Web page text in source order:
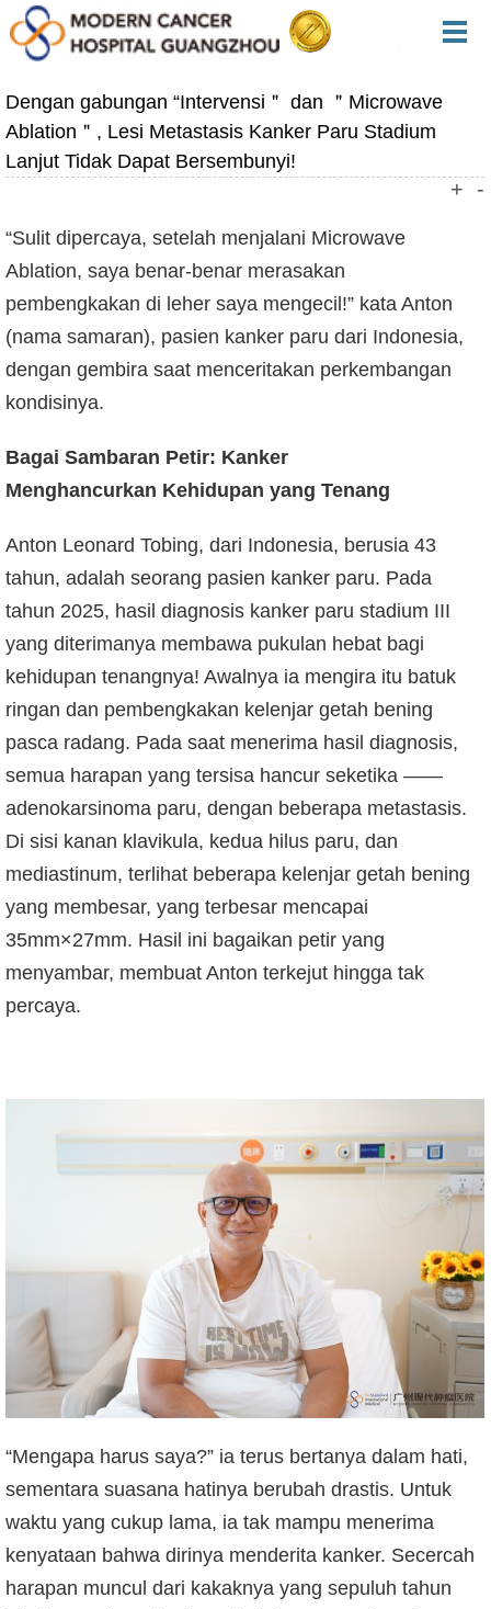
Dengan gabungan “Intervensi＂ dan ＂Microwave
Ablation＂, Lesi Metastasis Kanker Paru Stadium
Lanjut Tidak Dapat Bersembunyi!
+ -
“Sulit dipercaya, setelah menjalani Microwave
Ablation, saya benar-benar merasakan
pembengkakan di leher saya mengecil!” kata Anton
(nama samaran), pasien kanker paru dari Indonesia,
dengan gembira saat menceritakan perkembangan
kondisinya.
Bagai Sambaran Petir: Kanker
Menghancurkan Kehidupan yang Tenang
Anton Leonard Tobing, dari Indonesia, berusia 43
tahun, adalah seorang pasien kanker paru. Pada
tahun 2025, hasil diagnosis kanker paru stadium III
yang diterimanya membawa pukulan hebat bagi
kehidupan tenangnya! Awalnya ia mengira itu batuk
ringan dan pembengkakan kelenjar getah bening
pasca radang. Pada saat menerima hasil diagnosis,
semua harapan yang tersisa hancur seketika ——
adenokarsinoma paru, dengan beberapa metastasis.
Di sisi kanan klavikula, kedua hilus paru, dan
mediastinum, terlihat beberapa kelenjar getah bening
yang membesar, yang terbesar mencapai
35mm×27mm. Hasil ini bagaikan petir yang
menyambar, membuat Anton terkejut hingga tak
percaya.
“Mengapa harus saya?” ia terus bertanya dalam hati,
sementara suasana hatinya berubah drastis. Untuk
waktu yang cukup lama, ia tak mampu menerima
kenyataan bahwa dirinya menderita kanker. Secercah
harapan muncul dari kakaknya yang sepuluh tahun